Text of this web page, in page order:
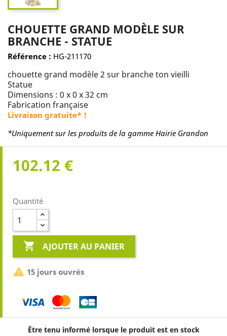
CHOUETTE GRAND MODÈLE SUR
BRANCHE - STATUE
Référence : HG-211170
chouette grand modèle 2 sur branche ton vieilli
Statue
Dimensions : 0 x 0 x 32 cm
Fabrication française
Livraison gratuite* !
*Uniquement sur les produits de la gamme Hairie Grandon
102.12 €
Quantité
 AJOUTER AU PANIER
 15 jours ouvrés
Être tenu informé lorsque le produit est en stock